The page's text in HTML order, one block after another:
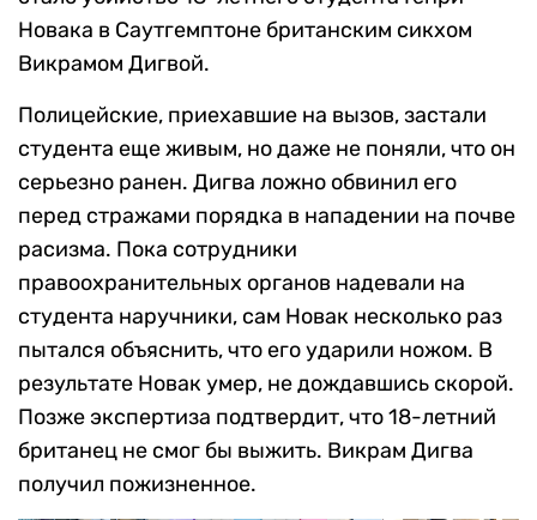
Это далеко не первый случай, когда в регионе
нарастает общественное недовольство из-за
преступлений, совершенных мигрантами.
Одним из последних резонансных событий
стало убийство 18-летнего студента Генри
Новака в Саутгемптоне британским сикхом
Викрамом Дигвой.
Полицейские, приехавшие на вызов, застали
студента еще живым, но даже не поняли, что он
серьезно ранен. Дигва ложно обвинил его
перед стражами порядка в нападении на почве
расизма. Пока сотрудники
правоохранительных органов надевали на
студента наручники, сам Новак несколько раз
пытался объяснить, что его ударили ножом. В